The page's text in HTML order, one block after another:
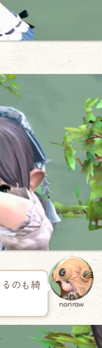
のも綺
norirow